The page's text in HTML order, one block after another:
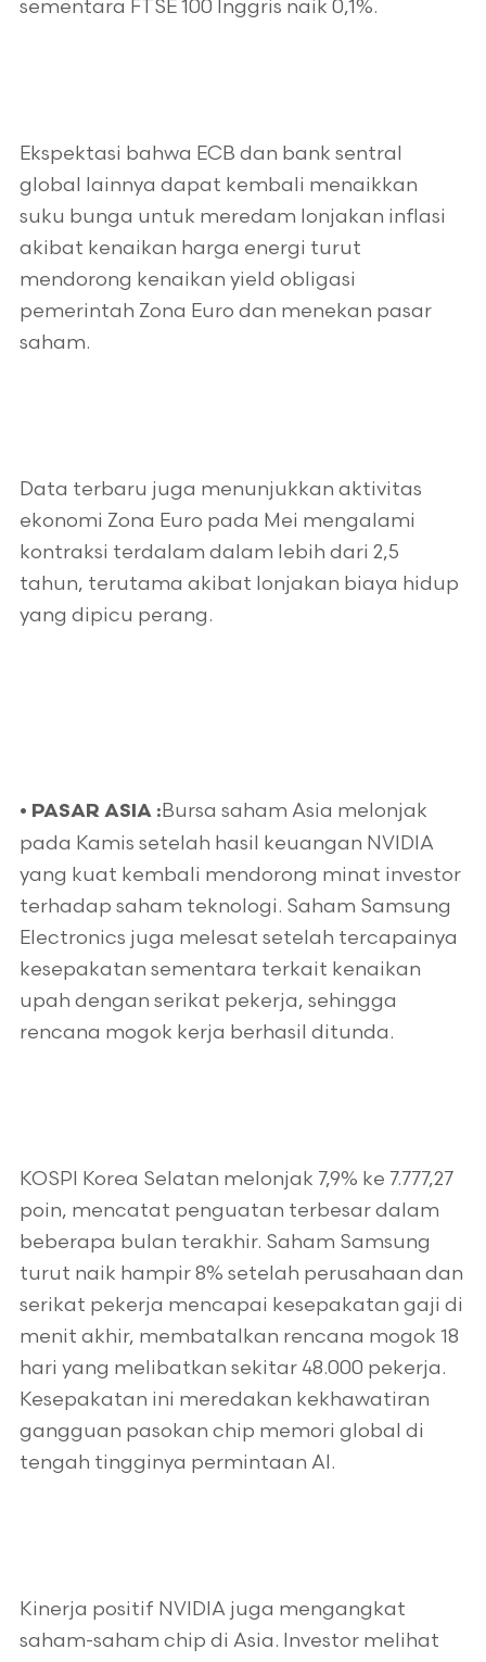
sementara FTSE 100 Inggris naik 0,1%.
Ekspektasi bahwa ECB dan bank sentral
global lainnya dapat kembali menaikkan
suku bunga untuk meredam lonjakan inflasi
akibat kenaikan harga energi turut
mendorong kenaikan yield obligasi
pemerintah Zona Euro dan menekan pasar
saham.
Data terbaru juga menunjukkan aktivitas
ekonomi Zona Euro pada Mei mengalami
kontraksi terdalam dalam lebih dari 2,5
tahun, terutama akibat lonjakan biaya hidup
yang dipicu perang.
• PASAR ASIA : Bursa saham Asia melonjak
pada Kamis setelah hasil keuangan NVIDIA
yang kuat kembali mendorong minat investor
terhadap saham teknologi. Saham Samsung
Electronics juga melesat setelah tercapainya
kesepakatan sementara terkait kenaikan
upah dengan serikat pekerja, sehingga
rencana mogok kerja berhasil ditunda.
KOSPI Korea Selatan melonjak 7,9% ke 7.777,27
poin, mencatat penguatan terbesar dalam
beberapa bulan terakhir. Saham Samsung
turut naik hampir 8% setelah perusahaan dan
serikat pekerja mencapai kesepakatan gaji di
menit akhir, membatalkan rencana mogok 18
hari yang melibatkan sekitar 48.000 pekerja.
Kesepakatan ini meredakan kekhawatiran
gangguan pasokan chip memori global di
tengah tingginya permintaan AI.
Kinerja positif NVIDIA juga mengangkat
saham-saham chip di Asia. Investor melihat